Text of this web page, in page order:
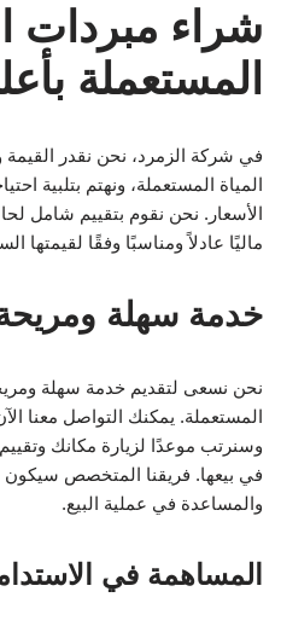
شراء مبردات
المستعملة
في شركة الزمرد، نحن نقدر
المياة المستعملة، ونهتم بتلبية
الأسعار. نحن نقوم بتقييم شامل
ماليًا عادلاً ومناسبًا وفقًا لقيمتها
خدمة سهلة
نحن نسعى لتقديم خدمة سهلة
وسنرتب موعدًا لزيارة مكانك
في بيعها. فريقنا المتخصص سيكون
والمساعدة في عملية البيع.
المساهمة في